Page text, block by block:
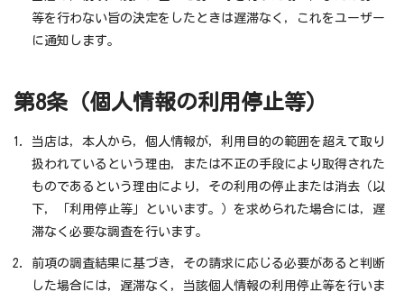
等を行わない旨の決定をしたときは遅滞なく，これをユーザー
に通知します。
第8条（個人情報の利用停止等）
当店は，本人から，個人情報が，利用目的の範囲を超えて取り
扱われているという理由，または不正の手段により取得された
ものであるという理由により，その利用の停止または消去（以
下，「利用停止等」といいます。）を求められた場合には，遅
滞なく必要な調査を行います。
前項の調査結果に基づき，その請求に応じる必要があると判断
した場合には，遅滞なく，当該個人情報の利用停止等を行いま